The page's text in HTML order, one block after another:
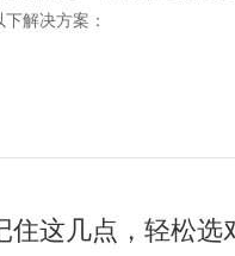
解决方案：
这几点，轻松选